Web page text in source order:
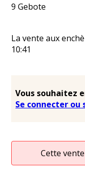
9 Gebote
La vente aux
10:41
Vous souhaitez
Se connecter ou
Cette